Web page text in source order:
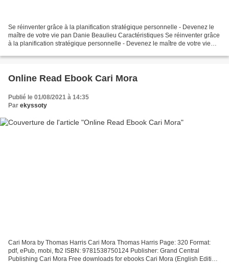
Se réinventer grâce à la planification stratégique personnelle - Devenez le
maître de votre vie pan Danie Beaulieu Caractéristiques Se réinventer grâce
à la planification stratégique personnelle - Devenez le maître de votre vie
Online Read Ebook Cari Mora
Publié le 01/08/2021 à 14:35
Par ekyssoty
Cari Mora by Thomas Harris Cari Mora Thomas Harris Page: 320 Format:
pdf, ePub, mobi, fb2 ISBN: 9781538750124 Publisher: Grand Central
Publishing Cari Mora Free downloads for ebooks Cari Mora (English Edition)